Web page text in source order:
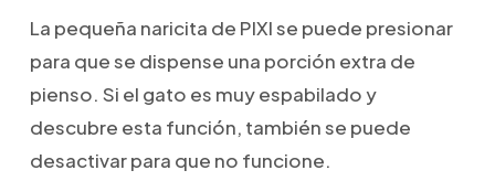
La pequeña naricita de PIXI se puede presionar
para que se dispense una porción extra de
pienso. Si el gato es muy espabilado y
descubre esta función, también se puede
desactivar para que no funcione.